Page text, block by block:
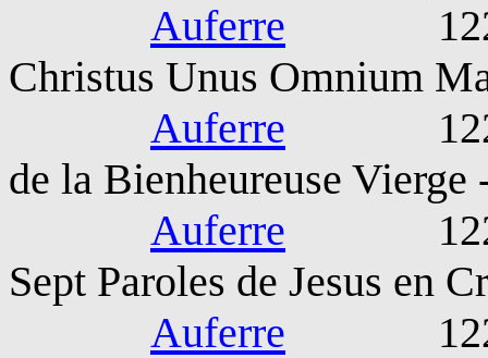
Auferre 1221-
Christus Unus Omnium
Auferre 1221-
de la Bienheureuse Vierge
Auferre 1221-
Sept Paroles de Jesus en
Auferre 1221-